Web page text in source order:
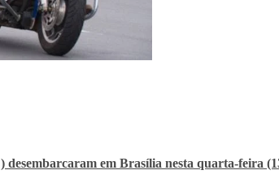
em Brasília nesta quarta-feira